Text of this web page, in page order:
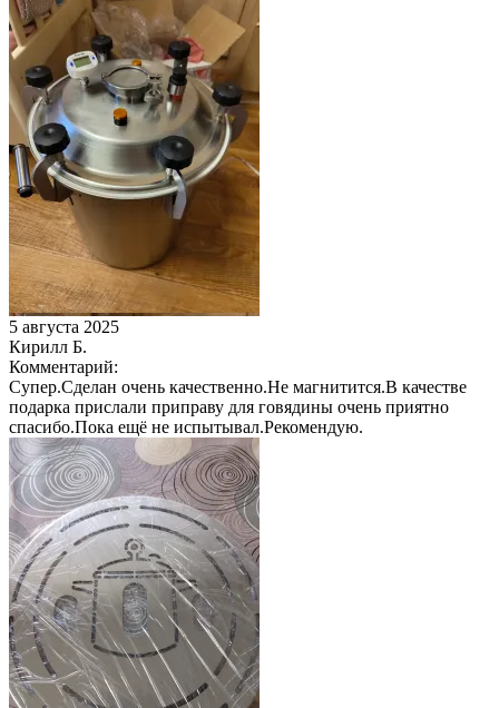
5 августа 2025
Кирилл Б.
Комментарий:
Супер.Сделан очень качественно.Не магнитится.В качестве
подарка прислали приправу для говядины очень приятно
спасибо.Пока ещё не испытывал.Рекомендую.